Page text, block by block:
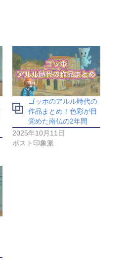
ゴッホのアルル時代の
作品まとめ！色彩が目
覚めた南仏の2年間
2025年10月11日
ポスト印象派